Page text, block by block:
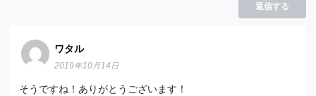
返信する
ワタル
2019年10月14日
そうですね！ありがとうございます！